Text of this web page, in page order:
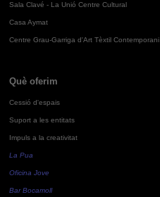
Sala Clavé - La Unió Centre Cultural
Casa Aymat
Centre Grau-Garriga d'Art Tèxtil Contemporani
Què oferim
Cessió d'espais
Suport a les entitats
Impuls a la creativitat
La Pua
Oficina Jove
Bar Bocamoll